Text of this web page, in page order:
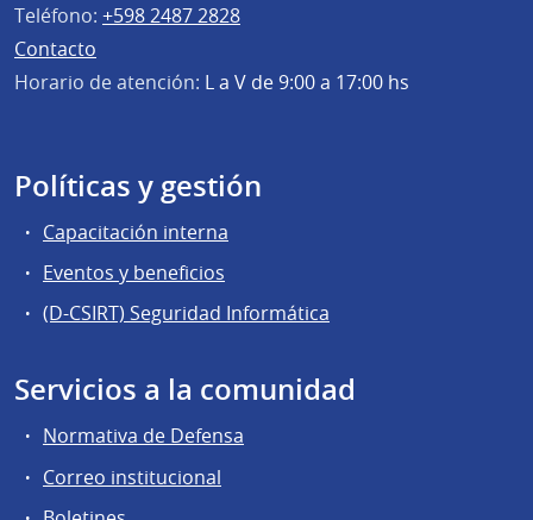
Teléfono: +598 2487 2828
Contacto
Horario de atención: L a V de 9:00 a 17:00 hs
Políticas y gestión
Capacitación interna
Eventos y beneficios
(D-CSIRT) Seguridad Informática
Servicios a la comunidad
Normativa de Defensa
Correo institucional